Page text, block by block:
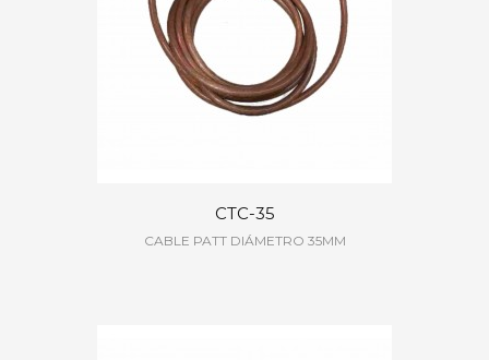
CTC-35
CABLE PATT DIÁMETRO 35MM